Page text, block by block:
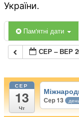
України.
Пам'ятні дати
СЕР – ВЕР
СЕР
13
Чт
Сер 13